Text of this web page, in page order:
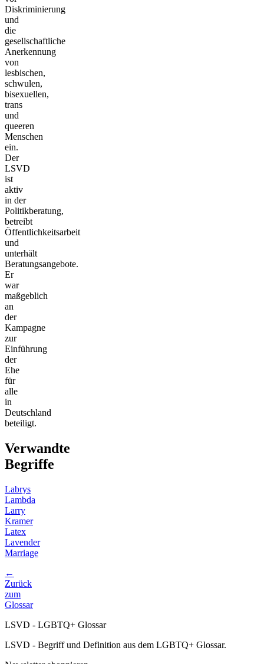
Diskriminierung
und
die
gesellschaftliche
Anerkennung
von
lesbischen,
schwulen,
bisexuellen,
trans
und
queeren
Menschen
ein.
Der
LSVD
ist
aktiv
in der
Politikberatung,
betreibt
Öffentlichkeitsarbeit
und
unterhält
Beratungsangebote.
Er
war
maßgeblich
an
der
Kampagne
zur
Einführung
der
Ehe
für
alle
in
Deutschland
beteiligt.
Verwandte
Begriffe
Labrys
Lambda
Larry
Kramer
Latex
Lavender
Marriage
←
Zurück
zum
Glossar
LSVD - LGBTQ+ Glossar
LSVD - Begriff und Definition aus dem LGBTQ+ Glossar.